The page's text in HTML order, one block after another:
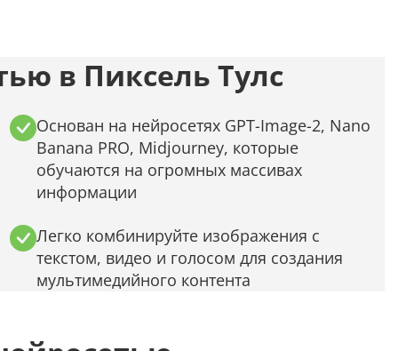
Найти место по фото
Перевести текст с фото
Определить птицу по фото
Определить гриб по фото
Определение типа лица по фото
Тест
в Пиксель Тулс
Основан на нейросетях GPT-Image-2, Nano
Banana PRO, Midjourney, которые
обучаются на огромных массивах
информации
Легко комбинируйте изображения с
текстом, видео и голосом для создания
мультимедийного контента